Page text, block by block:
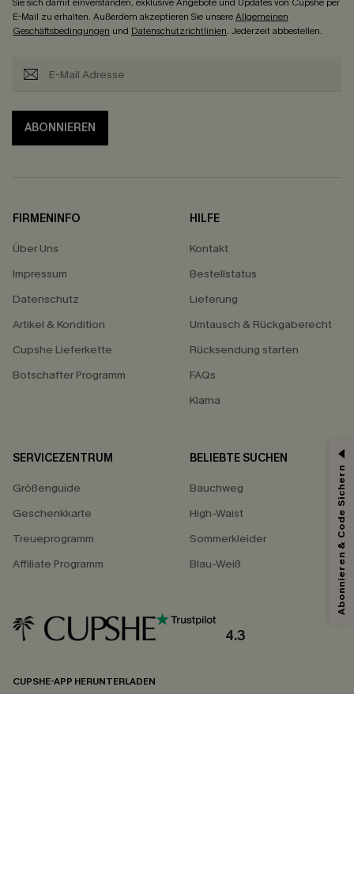
E-Mail zu erhalten. Außerdem akzeptieren Sie unsereAllgemeinen
Geschäftsbedingungen und Datenschutzrichtlinien. Jederzeit abbestellen.
ABONNIEREN
FIRMENINFO
Über Uns
Impressum
Datenschutz
Artikel & Kondition
Cupshe Lieferkette
Botschafter Programm
HILFE
Kontakt
Bestellstatus
Lieferung
Umtausch & Rückgaberecht
Rücksendung starten
FAQs
Klarna
SERVICEZENTRUM
Größenguide
Geschenkkarte
Treueprogramm
Affiliate Programm
BELIEBTE SUCHEN
Bauchweg
High-Waist
Sommerkleider
Blau-Weiß
4.3
CUPSHE-APP HERUNTERLADEN
Abonnieren & Code Sichern